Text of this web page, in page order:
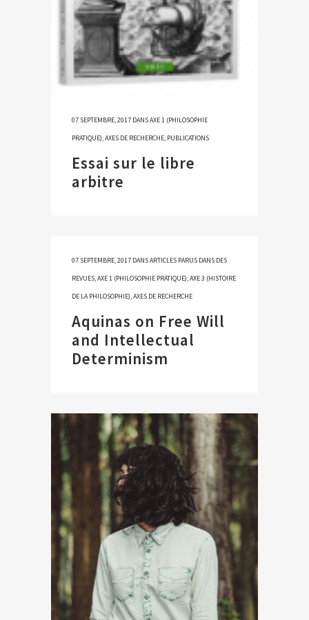
07 SEPTEMBRE, 2017 DANSAXE 1 (PHILOSOPHIE
PRATIQUE),AXES DE RECHERCHE, PUBLICATIONS
Essai sur le libre
arbitre
07 SEPTEMBRE, 2017 DANSARTICLES PARUS DANS DES
REVUES,AXE 1 (PHILOSOPHIE PRATIQUE),AXE 3 (HISTOIRE
DE LA PHILOSOPHIE),AXES DE RECHERCHE
Aquinas on Free Will
and Intellectual
Determinism